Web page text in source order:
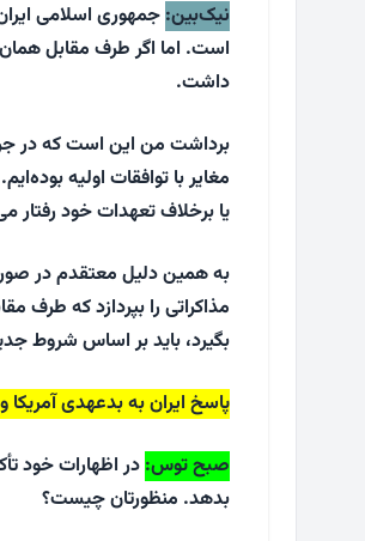
نیک‌بین: جمهوری اسلامی
است. اما اگر طرف مقابل همان
داشت.
برداشت من این است که در
مغایر با توافقات اولیه
یا برخلاف تعهدات خود رفتار
به همین دلیل معتقدم در
مذاکراتی را بپردازد که طرف
بگیرد، باید بر اساس شروط
پاسخ ایران به بدعهدی
صبح توس: در اظهارات خود
بدهد. منظورتان چیست؟